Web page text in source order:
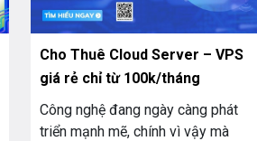
Cho Thuê Cloud Server – VPS
giá rẻ chỉ từ 100k/tháng
Công nghệ đang ngày càng phát
triển mạnh mẽ, chính vì vậy mà